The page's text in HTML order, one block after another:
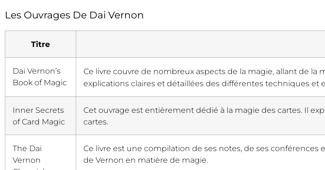
Les Ouvrages De Dai Vernon
Titre
Dai Vernon’s
Book of Magic
Ce livre couvre de nombreux aspects de la magie, allant de la
explications claires et détaillées des différentes techniques et
Inner Secrets
of Card Magic
Cet ouvrage est entièrement dédié à la magie des cartes. Il
cartes.
The Dai
Vernon
Ce livre est une compilation de ses notes, de ses conférences
de Vernon en matière de magie.